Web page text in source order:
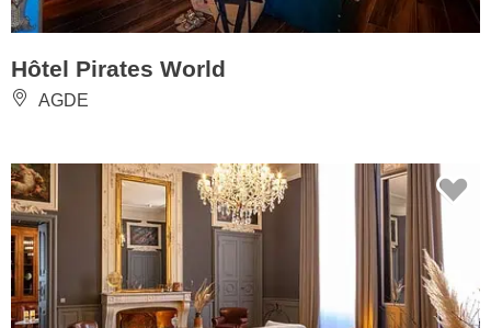
Hôtel Pirates World
AGDE